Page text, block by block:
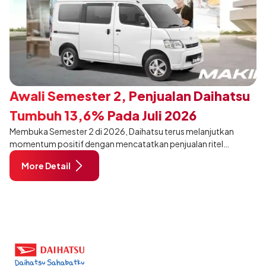
Awali Semester 2, Penjualan Daihatsu
Tumbuh 13,6% Pada Juli 2026
Membuka Semester 2 di 2026, Daihatsu terus melanjutkan
momentum positif dengan mencatatkan penjualan ritel
sebanyak 12.750 unit pada Juli 2026. Capaian tersebut tumbuh
13,6% dibandingkan periode yang sama tahun lalu sebanyak
11.220 unit, dan tetap stabil dibandingkan bulan Juni 2026 lalu.
More Detail